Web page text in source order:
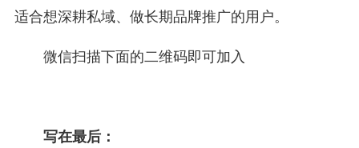
适合想深耕私域、做长期品牌推广的用户。
微信扫描下面的二维码即可加入
写在最后：